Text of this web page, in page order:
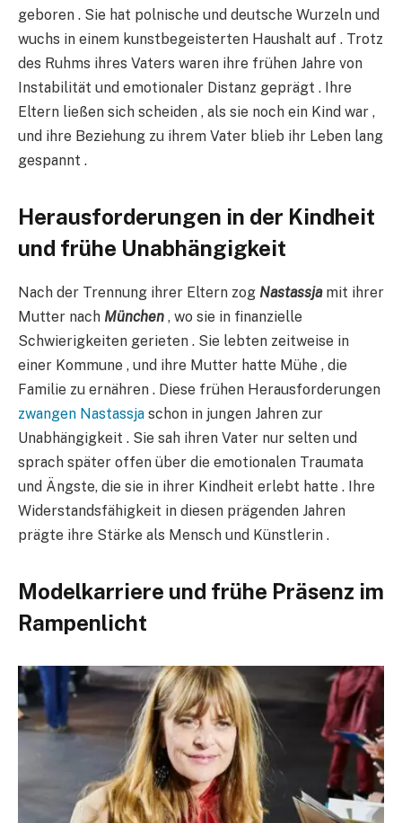
geboren . Sie hat polnische und deutsche Wurzeln und
wuchs in einem kunstbegeisterten Haushalt auf . Trotz
des Ruhms ihres Vaters waren ihre frühen Jahre von
Instabilität und emotionaler Distanz geprägt . Ihre
Eltern ließen sich scheiden , als sie noch ein Kind war ,
und ihre Beziehung zu ihrem Vater blieb ihr Leben lang
gespannt .
Herausforderungen in der Kindheit
und frühe Unabhängigkeit
Nach der Trennung ihrer Eltern zog Nastassjamit ihrer
Mutter nach München , wo sie in finanzielle
Schwierigkeiten gerieten . Sie lebten zeitweise in
einer Kommune , und ihre Mutter hatte Mühe , die
Familie zu ernähren . Diese frühen Herausforderungen
zwangen Nastassja schon in jungen Jahren zur
Unabhängigkeit . Sie sah ihren Vater nur selten und
sprach später offen über die emotionalen Traumata
und Ängste, die sie in ihrer Kindheit erlebt hatte . Ihre
Widerstandsfähigkeit in diesen prägenden Jahren
prägte ihre Stärke als Mensch und Künstlerin .
Modelkarriere und frühe Präsenz im
Rampenlicht​​